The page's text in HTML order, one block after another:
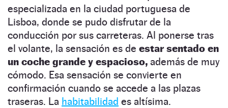
especializada en la ciudad portuguesa de
Lisboa, donde se pudo disfrutar de la
conducción por sus carreteras. Al ponerse tras
el volante, la sensación es de estar sentado en
un coche grande y espacioso, además de muy
cómodo. Esa sensación se convierte en
confirmación cuando se accede a las plazas
traseras. La habitabilidad es altísima.